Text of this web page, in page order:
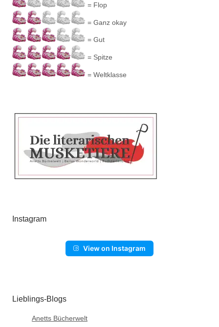
= Flop
= Ganz okay
= Gut
= Spitze
= Weltklasse
Instagram
View on Instagram
Lieblings-Blogs
Anetts Bücherwelt